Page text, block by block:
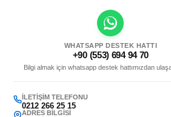
WHATSAPP DESTEK HATTI
+90 (553) 694 94 70
Bilgi almak için whatsapp destek hattımızdan
İLETIŞIM TELEFONU
0212 266 25 15
ADRES BILGISI